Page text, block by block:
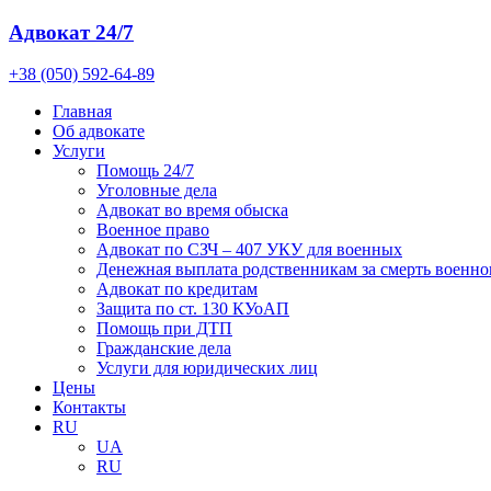
Адвокат 24/7
+38 (050) 592-64-89
Главная
Об адвокате
Услуги
Помощь 24/7
Уголовные дела
Адвокат во время обыска
Военное право
Адвокат по СЗЧ – 407 УКУ для военных
Денежная выплата родственникам за смерть
Адвокат по кредитам
Защита по ст. 130 КУоАП
Помощь при ДТП
Гражданские дела
Услуги для юридических лиц
Цены
Контакты
RU
UA
RU